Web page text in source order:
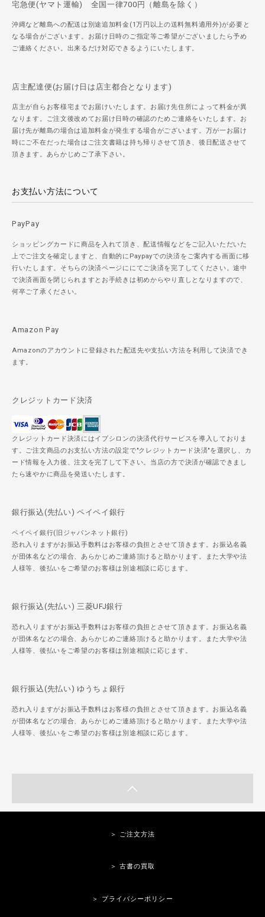
宅急便(ヤマト運輸) 全国一律700円（離島を除く）
沖縄など離島への配送は別途追加料金(1万円以上の送料無料適用外)が必要と
なる場合がございます。お届け日時のご指定等ご希望がございましたら予め
ご連絡ください。出来るだけ対応できるようにいたします。
店主配達便(お届け日は店主都合となります)
店主が自らお客様宅までお届けいたします。お届け先住所によって料金が異
なります。ご注文後改めてお届け日時の確認のためご連絡をいたします。お
届け先が離島の場合は追加料金が発生する場合がございます。万が一お届け
時にご不在だった場合はご注文書籍は持ち帰りさせて頂き、後日配送させて
頂きます。あらかじめご了承下さい。
お支払い方法について
PayPay
ショッピングカードに商品を入れて頂き、配送情報などをご記入いただいた
上でご注文を確定しますと、自動的にPaypayでの決済をご案内する画面に移
行いたします。そちらの決済ページににてご決済を完了してください。途中
で決済画面を閉じられますとお手続きは初めからやり直しとなりますので、
何卒ご了承ください。
Amazon Pay
Amazonのアカウントに登録された配送先や支払い方法を利用して決済でき
ます。
クレジットカード決済
クレジットカード決済にはイプシロンの決済代行サービスを導入しておりま
す。ご注文商品のお支払い方法の設定で"クレジットカード決済"を選択し、カ
ード情報を入力後、注文を完了して下さい。当店の方で決済が確認できまし
たら速やかに商品を発送いたします。
銀行振込(先払い) ペイペイ銀行
ペイペイ銀行(旧ジャパンネット銀行)
恐れ入りますがお振込手数料はお客様の負担とさせて頂きます。お振込名義
が団体名などの場合、あらかじめご連絡頂けると助かります。また大学や法
人様等、後払いをご希望のお客様は別途相談に応じます。
銀行振込(先払い) 三菱UFJ銀行
恐れ入りますがお振込手数料はお客様の負担とさせて頂きます。お振込名義
が団体名などの場合、あらかじめご連絡頂けると助かります。また大学や法
人様等、後払いをご希望のお客様は別途相談に応じます。
銀行振込(先払い) ゆうちょ銀行
恐れ入りますがお振込手数料はお客様の負担とさせて頂きます。お振込名義
が団体名などの場合、あらかじめご連絡頂けると助かります。また大学や法
人様等、後払いをご希望のお客様は別途相談に応じます。
＞ ご注文方法
＞ 古書の買取
＞ プライバシーポリシー